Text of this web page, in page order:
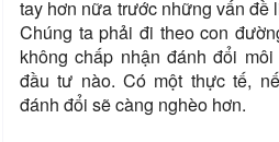
tay hơn nữa trước những vấn đề
Chúng ta phải đi theo con
không chấp nhận đánh đổi
đầu tư nào. Có một thực tế,
đánh đổi sẽ càng nghèo hơn.